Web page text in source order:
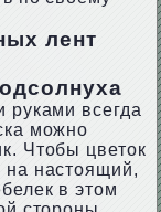
лент
руками всегда
можно
Чтобы цветок
на настоящий,
в этом